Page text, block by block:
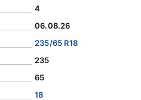
4
06.08.26
235/65 R18
235
65
18